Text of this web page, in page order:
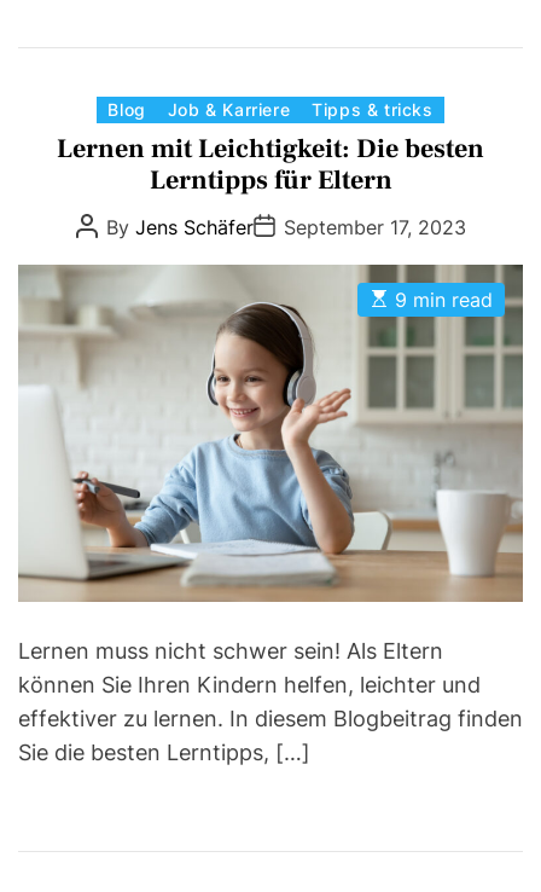
C
a
t
g
o
i
e
Blog Job & Karriere Tipps & tricks
Lernen mit Leichtigkeit: Die besten
Lerntipps für Eltern
P
o
s
t
u
t
h
r
By Jens SchäferP
o
s
D
a
t
e
September 17, 2023
E
s
i
t
e
a
t
e
9 min read
Lernen muss nicht schwer sein! Als Eltern
können Sie Ihren Kindern helfen, leichter und
effektiver zu lernen. In diesem Blogbeitrag finden
Sie die besten Lerntipps, […]